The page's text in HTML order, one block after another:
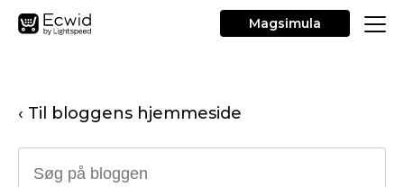
Magsimula
‹ Til bloggens hjemmeside